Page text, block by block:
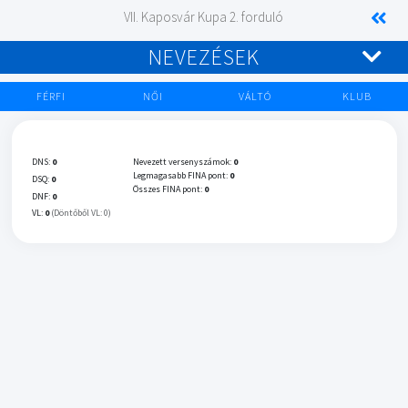
VII. Kaposvár Kupa 2. forduló
NEVEZÉSEK
FÉRFI NŐI VÁLTÓ KLUB
DNS: 0
DSQ: 0
DNF: 0
VL: 0 (Döntőből VL: 0)
Nevezett versenyszámok: 0
Legmagasabb FINA pont: 0
Összes FINA pont: 0